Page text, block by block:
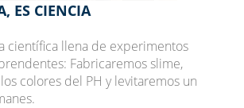
ES CIENCIA
científica llena de experimentos
Fabricaremos slime,
colores del PH y levitaremos un